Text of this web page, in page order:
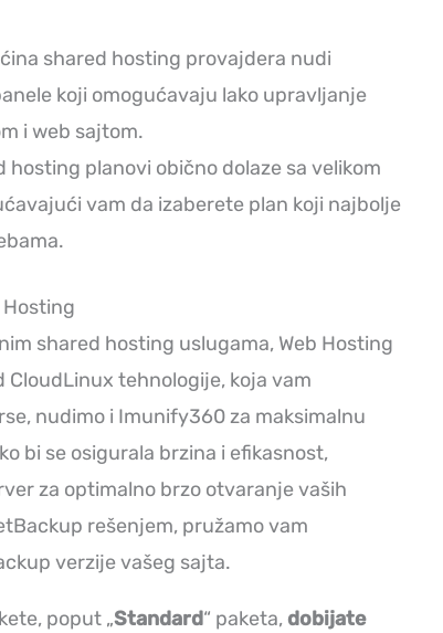
shared hosting provajdera nudi
koji omogućavaju lako upravljanje
i web sajtom.
hosting planovi obično dolaze sa velikom
vam da izaberete plan koji najbolje
Hosting
shared hosting uslugama, Web Hosting
CloudLinux tehnologije, koja vam
nudimo i Imunify360 za maksimalnu
bi se osigurala brzina i efikasnost,
za optimalno brzo otvaranje vaših
rešenjem, pružamo vam
verzije vašeg sajta.
poput „Standard“ paketa, dobijate